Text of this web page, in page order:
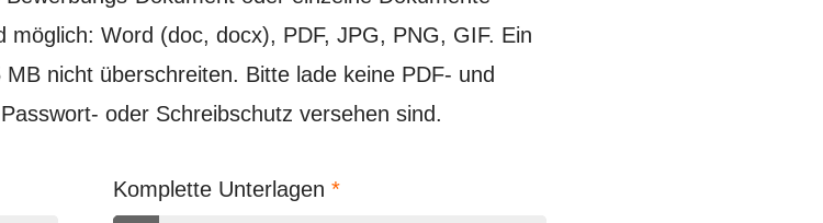
möglich: Word (doc, docx), PDF, JPG, PNG, GIF. Ein
nicht überschreiten. Bitte lade keine PDF- und
oder Schreibschutz versehen sind.
Komplette Unterlagen*